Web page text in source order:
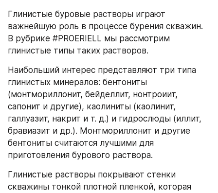
Глинистые буровые растворы играют
важнейшую роль в процессе бурения скважин.
В рубрике #PROERIELL мы рассмотрим
глинистые типы таких растворов.
Наибольший интерес представляют три типа
глинистых минералов: бентониты
(монтмориллонит, бейделлит, нонтроиит,
сапонит и другие), каолиниты (каолинит,
галлуазит, накрит и т. д.) и гидрослюды (иллит,
бравиазит и др.). Монтмориллонит и другие
бентониты считаются лучшими для
приготовления бурового раствора.
Глинистые растворы покрывают стенки
скважины тонкой плотной пленкой, которая